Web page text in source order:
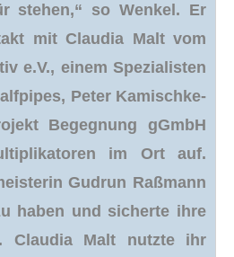
stehen,“ so Wenkel. Er
mit Claudia Malt vom
e.V., einem Spezialisten
Peter Kamischke-
Begegnung gGmbH
im Ort auf.
Gudrun Raßmann
haben und sicherte ihre
Claudia Malt nutzte ihr